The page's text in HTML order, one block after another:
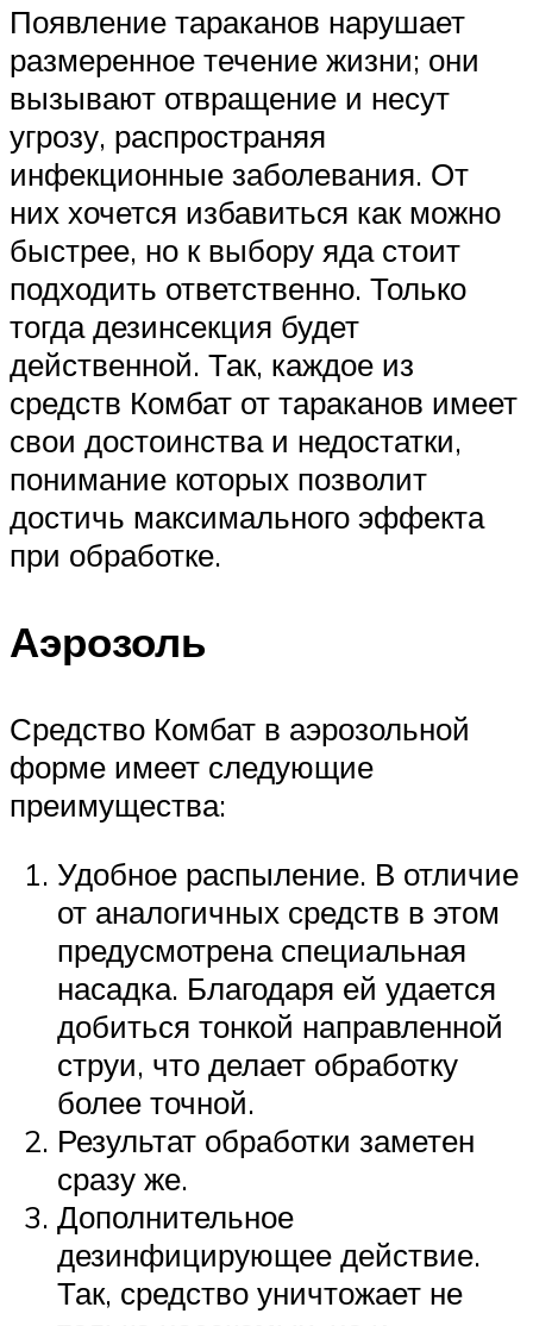
Появление тараканов нарушает
размеренное течение жизни; они
вызывают отвращение и несут
угрозу, распространяя
инфекционные заболевания. От
них хочется избавиться как можно
быстрее, но к выбору яда стоит
подходить ответственно. Только
тогда дезинсекция будет
действенной. Так, каждое из
средств Комбат от тараканов имеет
свои достоинства и недостатки,
понимание которых позволит
достичь максимального эффекта
при обработке.
Аэрозоль
Средство Комбат в аэрозольной
форме имеет следующие
преимущества:
Удобное распыление. В отличие
от аналогичных средств в этом
предусмотрена специальная
насадка. Благодаря ей удается
добиться тонкой направленной
струи, что делает обработку
более точной.
Результат обработки заметен
сразу же.
Дополнительное
дезинфицирующее действие.
Так, средство уничтожает не